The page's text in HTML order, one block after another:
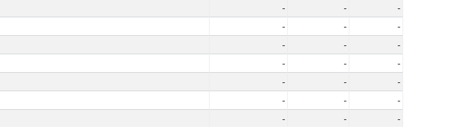
- -
-
- -
-
- -
-
- -
-
- -
-
- -
-
- -
-